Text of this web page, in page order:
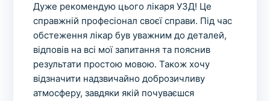
Дуже рекомендую цього лікаря УЗД! Це
справжній професіонал своєї справи. Під час
обстеження лікар був уважним до деталей,
відповів на всі мої запитання та пояснив
результати простою мовою. Також хочу
відзначити надзвичайно доброзичливу
атмосферу, завдяки якій почуваєшся